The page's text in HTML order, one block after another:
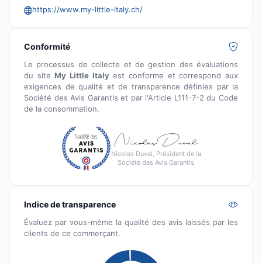
https://www.my-little-italy.ch/
Conformité
Le processus de collecte et de gestion des évaluations
du siteMy Little Italyest conforme et correspond aux
exigences de qualité et de transparence définies par la
Société des Avis Garantis et par l'Article L111-7-2 du Code
de la consommation.
Nicolas Duval, Président de la
Société des Avis Garantis
Indice de transparence
Évaluez par vous-même la qualité des avis laissés par les
clients de ce commerçant.